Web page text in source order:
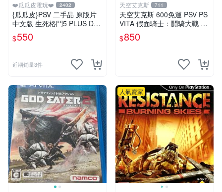
❤️瓜瓜皮電玩❤️ 2402
{瓜瓜皮}PSV 二手品 原版片
中文版 生死格鬥5 PLUS Dea
d or Alive 5(遊戲都有回收)
$550
近期銷量3件
天空艾克斯 711
天空艾克斯 600免運 PSV PS
VITA 假面騎士：鬪騎大戰 創
生 普通版 純日版
$850
人氣賣家